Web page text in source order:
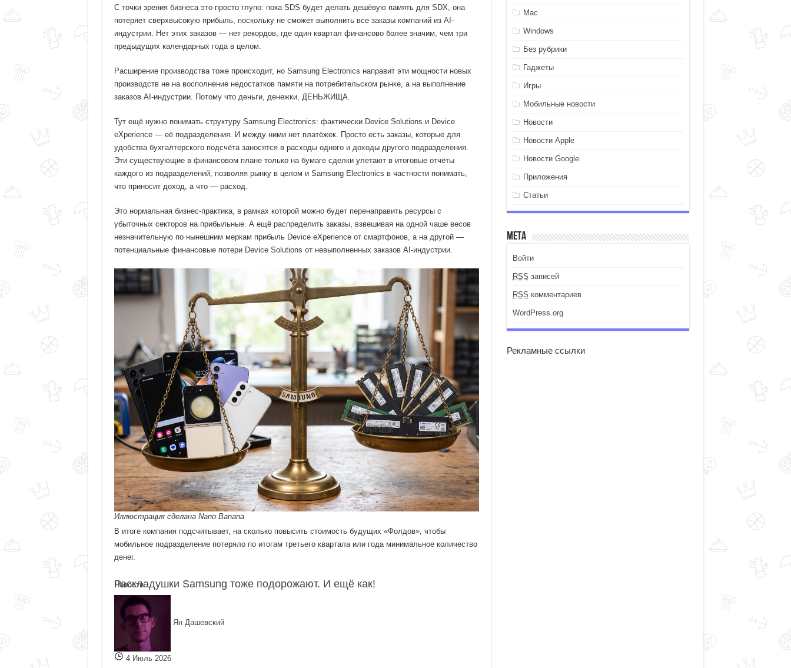
С точки зрения бизнеса это просто глупо: пока SDS будет делать дешёвую память для SDX, она
потеряет сверхвысокую прибыль, поскольку не сможет выполнить все заказы компаний из AI-
индустрии. Нет этих заказов — нет рекордов, где один квартал финансово более значим, чем три
предыдущих календарных года в целом.
Расширение производства тоже происходит, но Samsung Electronics направит эти мощности новых
производств не на восполнение недостатков памяти на потребительском рынке, а на выполнение
заказов AI-индустрии. Потому что деньги, денежки, ДЕНЬЖИЩА.
Тут ещё нужно понимать структуру Samsung Electronics: фактически Device Solutions и Device
eXperience — её подразделения. И между ними нет платёжек. Просто есть заказы, которые для
удобства бухгалтерского подсчёта заносятся в расходы одного и доходы другого подразделения.
Эти существующие в финансовом плане только на бумаге сделки улетают в итоговые отчёты
каждого из подразделений, позволяя рынку в целом и Samsung Electronics в частности понимать,
что приносит доход, а что — расход.
Это нормальная бизнес-практика, в рамках которой можно будет перенаправить ресурсы с
убыточных секторов на прибыльные. А ещё распределить заказы, взвешивая на одной чаше весов
незначительную по нынешним меркам прибыль Device eXperience от смартфонов, а на другой —
потенциальные финансовые потери Device Solutions от невыполненных заказов AI-индустрии.
Иллюстрация сделана Nano Banana
В итоге компания подсчитывает, на сколько повысить стоимость будущих «Фолдов», чтобы
мобильное подразделение потеряло по итогам третьего квартала или года минимальное количество
денег.
Новости
Раскладушки Samsung тоже подорожают. И ещё как!
Ян Дашевский
4 Июль 2026
Mac
Windows
Без рубрики
Гаджеты
Игры
Мобильные новости
Новости
Новости Apple
Новости Google
Приложения
Статьи
Мета
Войти
RSS записей
RSS комментариев
WordPress.org
Рекламные ссылки